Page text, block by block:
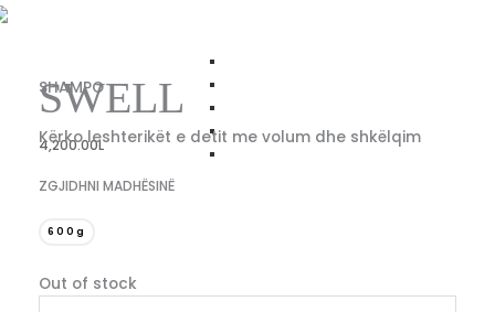
SWELL
4,200.00L
SHAMPO
Kërko leshterikët e detit me volum dhe shkëlqim
ZGJIDHNI MADHËSINË
600g
Out of stock